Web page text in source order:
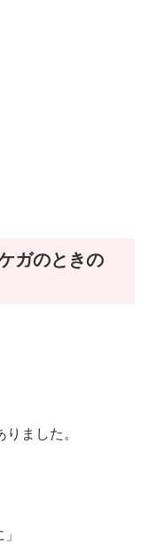
ガのときの
ました。